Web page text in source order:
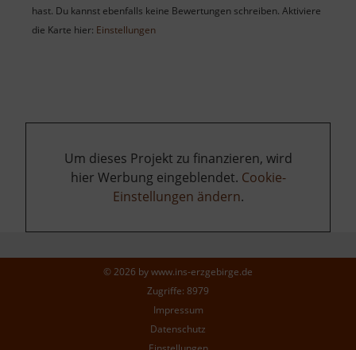
hast. Du kannst ebenfalls keine Bewertungen schreiben. Aktiviere
die Karte hier: Einstellungen
Um dieses Projekt zu finanzieren, wird
hier Werbung eingeblendet. Cookie-
Einstellungen ändern.
© 2026 bywww.ins-erzgebirge.de
Zugriffe: 8979
Impressum
Datenschutz